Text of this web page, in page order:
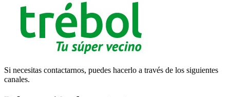
Si necesitas contactarnos, puedes hacerlo a través de los siguientes
canales.